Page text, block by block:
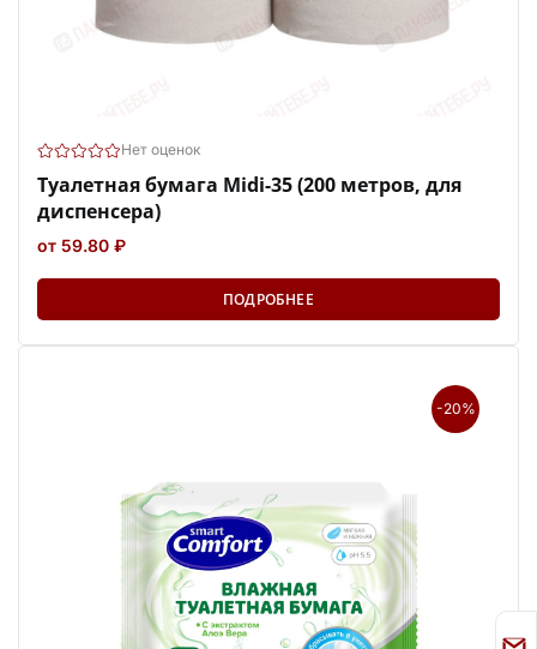
Нет оценок
Туалетная бумага Midi-35 (200 метров, для
диспенсера)
от 59.80 ₽
ПОДРОБНЕЕ
-20%